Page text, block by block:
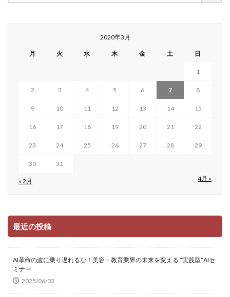
2020年3月
月 火 水 木 金 土 日
« 2月 4月 »
1
2 3 4 5 6 7 8
9 10 11 12 13 14 15
16 17 18 19 20 21 22
23 24 25 26 27 28 29
30 31
最近の投稿
AI革命の波に乗り遅れるな！美容・教育業界の未来を変える “実践型”AIセ
ミナー
2025/06/03